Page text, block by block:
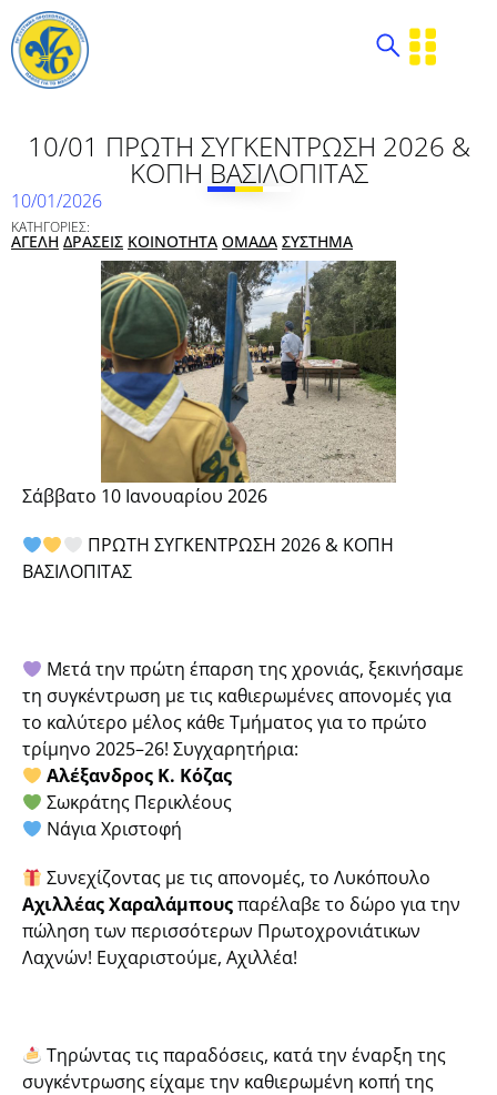
10/01 ΠΡΩΤΗ ΣΥΓΚΕΝΤΡΩΣΗ 2026 &
ΚΟΠΗ ΒΑΣΙΛΟΠΙΤΑΣ
10/01/2026
ΚΑΤΗΓΟΡΙΕΣ:
ΑΓΕΛΗ ΔΡΑΣΕΙΣ ΚΟΙΝΟΤΗΤΑ ΟΜΑΔΑ ΣΥΣΤΗΜΑ
Σάββατο 10 Ιανουαρίου 2026
ΠΡΩΤΗ ΣΥΓΚΕΝΤΡΩΣΗ 2026 & ΚΟΠΗ
ΒΑΣΙΛΟΠΙΤΑΣ
Μετά την πρώτη έπαρση της χρονιάς, ξεκινήσαμε
τη συγκέντρωση με τις καθιερωμένες απονομές για
το καλύτερο μέλος κάθε Τμήματος για το πρώτο
τρίμηνο 2025–26! Συγχαρητήρια:
Αλέξανδρος Κ. Κόζας
Σωκράτης Περικλέους
Νάγια Χριστοφή
Συνεχίζοντας με τις απονομές, το Λυκόπουλο
Αχιλλέας Χαραλάμπουςπαρέλαβε το δώρο για την
πώληση των περισσότερων Πρωτοχρονιάτικων
Λαχνών! Ευχαριστούμε, Αχιλλέα!
Τηρώντας τις παραδόσεις, κατά την έναρξη της
συγκέντρωσης είχαμε την καθιερωμένη κοπή της